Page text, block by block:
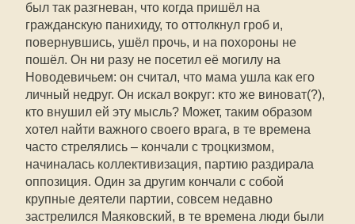
был так разгневан, что когда пришёл на
гражданскую панихиду, то оттолкнул гроб и,
повернувшись, ушёл прочь, и на похороны не
пошёл. Он ни разу не посетил её могилу на
Новодевичьем: он считал, что мама ушла как его
личный недруг. Он искал вокруг: кто же виноват(?),
кто внушил ей эту мысль? Может, таким образом
хотел найти важного своего врага, в те времена
часто стрелялись – кончали с троцкизмом,
начиналась коллективизация, партию раздирала
оппозиция. Один за другим кончали с собой
крупные деятели партии, совсем недавно
застрелился Маяковский, в те времена люди были